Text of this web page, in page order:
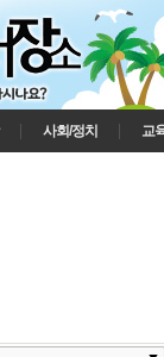
사회/정치 교